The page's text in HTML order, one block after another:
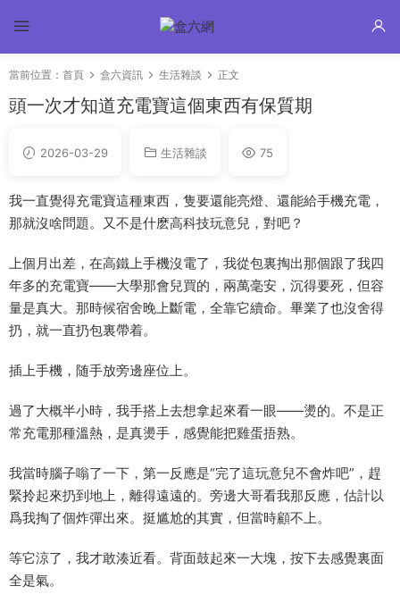
當前位置： 首頁 盒六資訊 生活雜談 正文
頭一次才知道充電寶這個東西有保質期
2026-03-29 生活雜談 75
我一直覺得充電寶這種東西，隻要還能亮燈、還能給手機充電，
那就沒啥問題。又不是什麽高科技玩意兒，對吧？
上個月出差，在高鐵上手機沒電了，我從包裏掏出那個跟了我四
年多的充電寶——大學那會兒買的，兩萬毫安，沉得要死，但容
量是真大。那時候宿舍晚上斷電，全靠它續命。畢業了也沒舍得
扔，就一直扔包裏帶着。
插上手機，随手放旁邊座位上。
過了大概半小時，我手搭上去想拿起來看一眼——燙的。不是正
常充電那種溫熱，是真燙手，感覺能把雞蛋捂熟。
我當時腦子嗡了一下，第一反應是“完了這玩意兒不會炸吧”，趕
緊拎起來扔到地上，離得遠遠的。旁邊大哥看我那反應，估計以
爲我掏了個炸彈出來。挺尴尬的其實，但當時顧不上。
等它涼了，我才敢湊近看。背面鼓起來一大塊，按下去感覺裏面
全是氣。